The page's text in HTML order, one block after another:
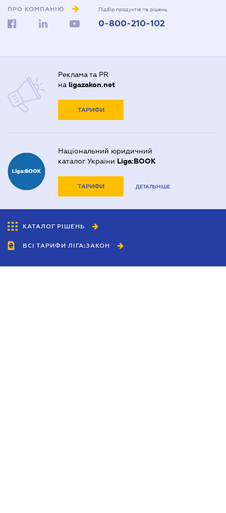
ПРО КОМПАНІЮ Підбір продуктів та рішень
0-800-210-102
Реклама та PR
на ligazakon.net
ТАРИФИ
Національний юридичний
каталог України Liga:BOOK
ТАРИФИ ДЕТАЛЬНІШЕ
КАТАЛОГ РІШЕНЬ
ВСІ ТАРИФИ ЛІГА:ЗАКОН